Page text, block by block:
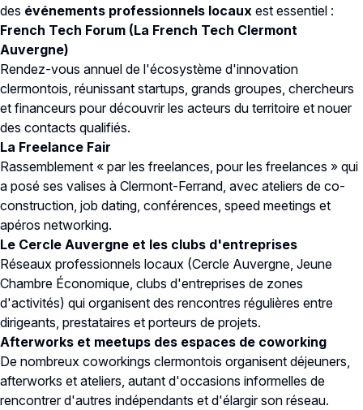
des événements professionnels locaux est essentiel :
French Tech Forum (La French Tech Clermont
Auvergne)
Rendez-vous annuel de l'écosystème d'innovation
clermontois, réunissant startups, grands groupes, chercheurs
et financeurs pour découvrir les acteurs du territoire et nouer
des contacts qualifiés.
La Freelance Fair
Rassemblement « par les freelances, pour les freelances » qui
a posé ses valises à Clermont-Ferrand, avec ateliers de co-
construction, job dating, conférences, speed meetings et
apéros networking.
Le Cercle Auvergne et les clubs d'entreprises
Réseaux professionnels locaux (Cercle Auvergne, Jeune
Chambre Économique, clubs d'entreprises de zones
d'activités) qui organisent des rencontres régulières entre
dirigeants, prestataires et porteurs de projets.
Afterworks et meetups des espaces de coworking
De nombreux coworkings clermontois organisent déjeuners,
afterworks et ateliers, autant d'occasions informelles de
rencontrer d'autres indépendants et d'élargir son réseau.